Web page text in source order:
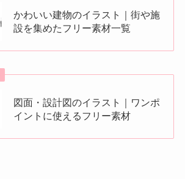
かわいい建物のイラスト｜街や施
設を集めたフリー素材一覧
図面・設計図のイラスト｜ワンポ
イントに使えるフリー素材